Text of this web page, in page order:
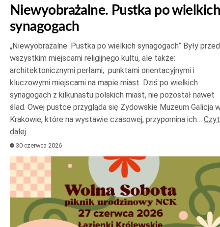
Niewyobrażalne. Pustka po wielkich
synagogach
„Niewyobrażalne. Pustka po wielkich synagogach” Były
wszystkim miejscami religijnego kultu, ale także:
architektonicznymi perłami, punktami orientacyjnymi i
kluczowymi miejscami na mapie miast. Dziś po wielkich
synagogach z kilkunastu polskich miast, nie pozostał nawet
ślad. Owej pustce przygląda się Żydowskie Muzeum Galicja
Krakowie, które na wystawie czasowej, przypomina ich…
dalej
30 czerwca 2026
Odtwarzacz
plików
dźwiękowych